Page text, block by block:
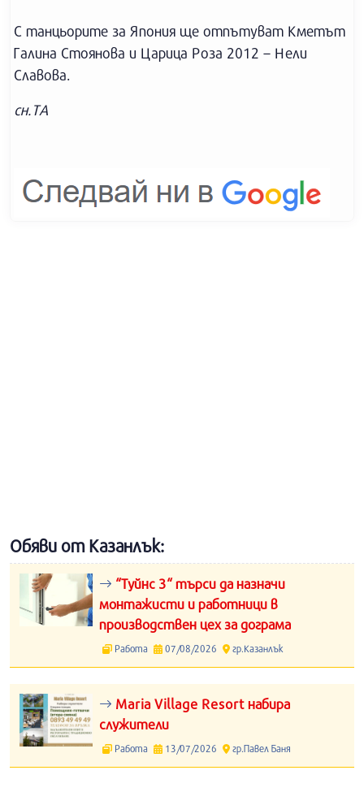
С танцьорите за Япония ще отпътуват Кметът
Галина Стоянова и Царица Розa 2012 – Нели
Славова.
сн.ТА
Обяви от Казанлък:
“Туйнс 3“ търси да назначи
монтажисти и работници в
производствен цех за дограма
Работа 07/08/2026 гр.Казанлък
Maria Village Resort набира
служители
Работа 13/07/2026 гр.Павел Баня